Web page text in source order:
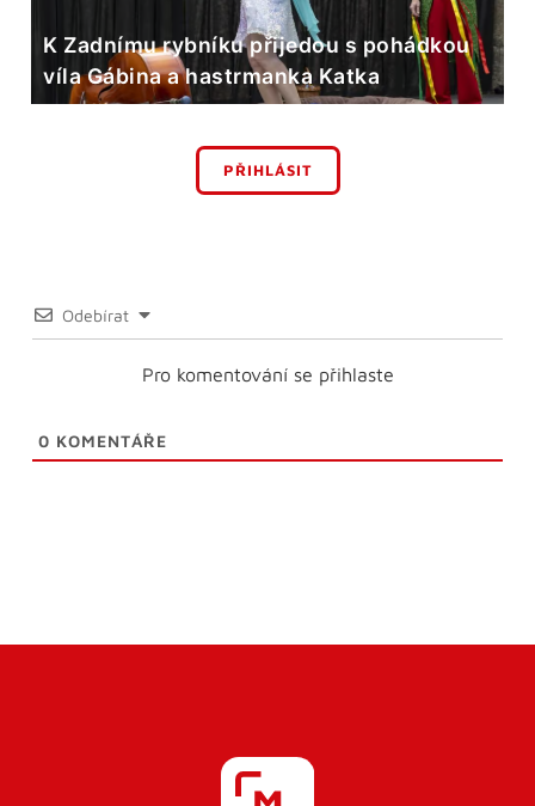
K Zadnímu rybníku přijedou s pohádkou
víla Gábina a hastrmanka Katka
PŘIHLÁSIT
Odebírat
Pro komentování se přihlaste
0 KOMENTÁŘE